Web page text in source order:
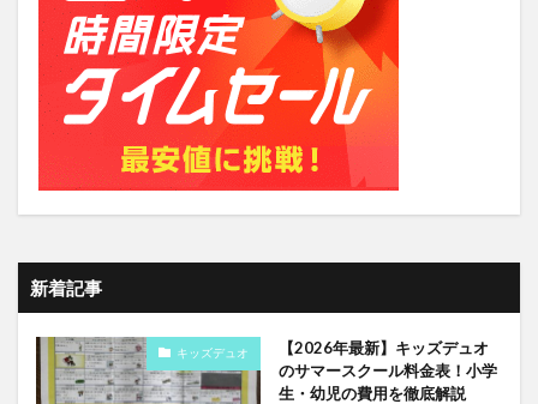
新着記事
キッズデュオ
【2026年最新】キッズデュオ
のサマースクール料金表！小学
生・幼児の費用を徹底解説